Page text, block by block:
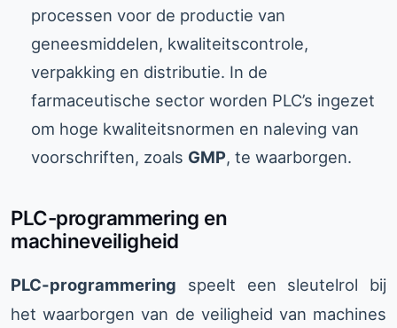
processen voor de productie van
geneesmiddelen, kwaliteitscontrole,
verpakking en distributie. In de
farmaceutische sector worden PLC’s ingezet
om hoge kwaliteitsnormen en naleving van
voorschriften, zoals GMP, te waarborgen.
PLC-programmering en
machineveiligheid
PLC-programmering speelt een sleutelrol bij
het waarborgen van de veiligheid van machines